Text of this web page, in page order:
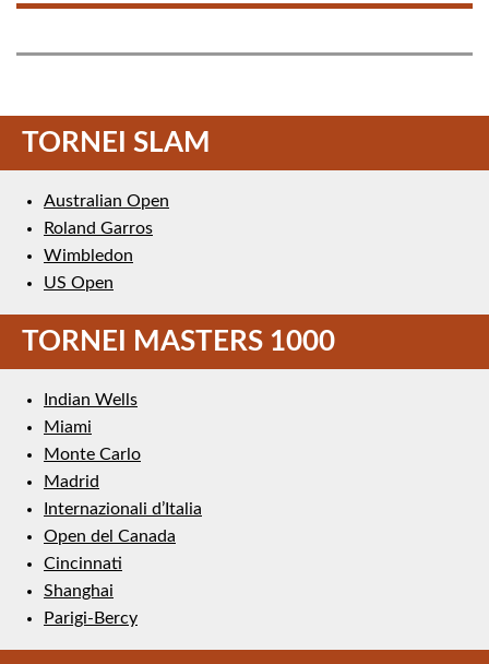
TORNEI SLAM
Australian Open
Roland Garros
Wimbledon
US Open
TORNEI MASTERS 1000
Indian Wells
Miami
Monte Carlo
Madrid
Internazionali d’Italia
Open del Canada
Cincinnati
Shanghai
Parigi-Bercy